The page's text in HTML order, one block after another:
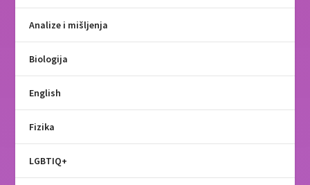
Analize i mišljenja
Biologija
English
Fizika
LGBTIQ+